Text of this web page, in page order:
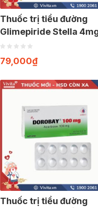
Thuốc trị tiểu đường
Glimepiride Stella
Hộp 30 viên
79,000₫
Thuốc trị tiểu đường